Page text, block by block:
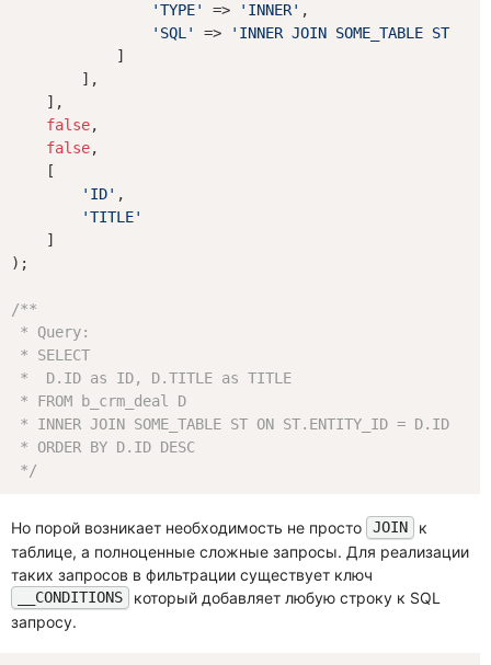
'TYPE'
=> 'INNER' ,
'SQL'
=>
'INNER JOIN SOME_TABLE ST
            ]
        ],
    ],
false,
false,
    [
'ID' ,
'TITLE'
    ]
);
/**
* Query:
* SELECT
*  D.ID as ID, D.TITLE as TITLE
* FROM b_crm_deal D
* INNER JOIN SOME_TABLE ST ON ST.ENTITY_ID = D.ID
* ORDER BY D.ID DESC
*/
Но порой возникает необходимость не просто JOIN
к
таблице, а полноценные сложные запросы. Для реализации
таких запросов в фильтрации существует ключ
__CONDITIONS
который добавляет любую строку к SQL
запросу.